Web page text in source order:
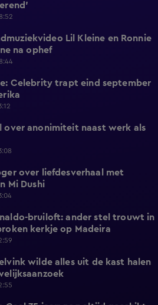
Lil Kleine en Ronnie
na ophef
Celebrity trapt eind september
over anonimiteit naast werk als
over liefdesverhaal met
Mi Dushi
bruiloft: ander stel trouwt in
kerkje op Madeira
wilde alles uit de kast halen